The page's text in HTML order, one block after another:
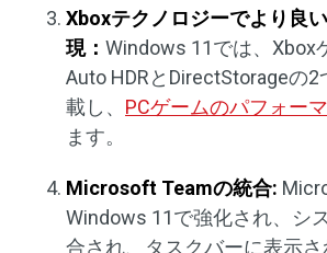
Xboxテクノロジーでより良
現： Windows 11では、Xbox
Auto HDRとDirectStorageの
載し、 PCゲームのパフォー
ます。
Microsoft Teamの統合:
Windows 11で強化され、シ
合され、タスクバーに表示